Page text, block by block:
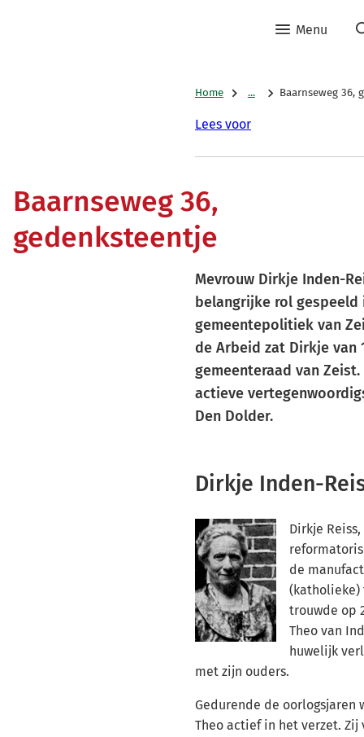
Menu
Home ... Baarnseweg 36,
Lees voor
Baarnseweg 36,
gedenksteentje
Mevrouw Dirkje Inden-
belangrijke rol gespeeld
gemeentepolitiek van
de Arbeid zat Dirkje van
gemeenteraad van Zeist.
actieve
Den Dolder.
Dirkje Inden-
Dirkje
de
trouwde op
Theo van
huwelijk
met zijn ouders.
Gedurende de oorlogsjaren
Theo actief in het verzet.